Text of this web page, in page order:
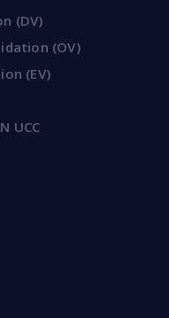
(DV)
(OV)
(EV)
UCC